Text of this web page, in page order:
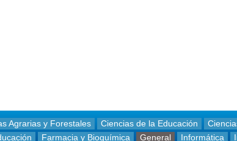
Agrarias y Forestales Ciencias de la Educación
Farmacia y Bioquímica General Informática